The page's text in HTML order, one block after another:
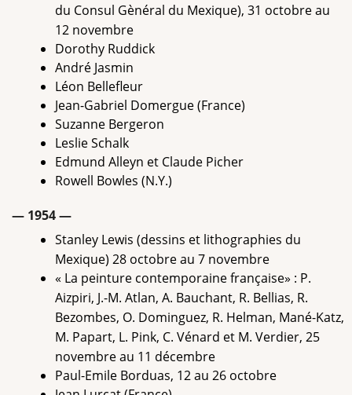
du Consul Gènéral du Mexique), 31 octobre au
12 novembre
Dorothy Ruddick
André Jasmin
Léon Bellefleur
Jean-Gabriel Domergue (France)
Suzanne Bergeron
Leslie Schalk
Edmund Alleyn et Claude Picher
Rowell Bowles (N.Y.)
— 1954 —
Stanley Lewis (dessins et lithographies du
Mexique) 28 octobre au 7 novembre
« La peinture contemporaine française» : P.
Aizpiri, J.-M. Atlan, A. Bauchant, R. Bellias, R.
Bezombes, O. Dominguez, R. Helman, Mané-Katz,
M. Papart, L. Pink, C. Vénard et M. Verdier, 25
novembre au 11 décembre
Paul-Emile Borduas, 12 au 26 octobre